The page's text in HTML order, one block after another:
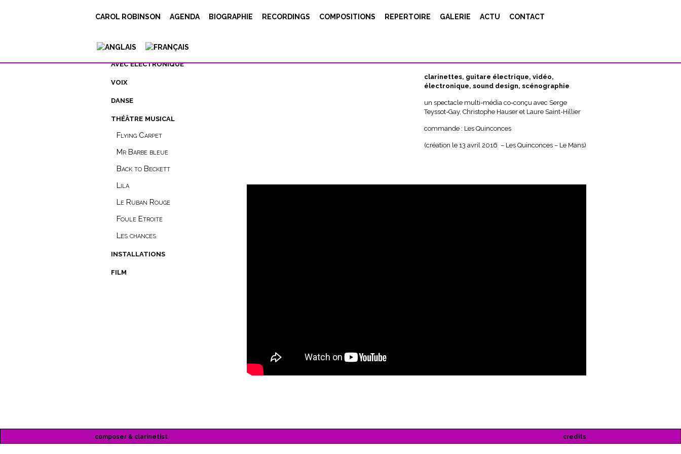
CAROL ROBINSON AGENDA BIOGRAPHIE RECORDINGS COMPOSITIONS REPERTOIRE GALERIE ACTU CONTACT
Flying Carpet
clarinettes, guitare électrique, vidéo,
électronique, sound design, scénographie
un spectacle multi-média co-conçu avec Serge
Teyssot-Gay, Christophe Hauser et Laure Saint-Hillier
commande : Les Quinconces
(création le 13 avril 2016 – Les Quinconces – Le Mans)
film
installations
théâtre musical
Les chances
Foule Etroite
Le Ruban Rouge
Lila
Back to Beckett
Mr Barbe bleue
Flying Carpet
danse
voix
avec éléctronique
concert
composer & clarinetist credits